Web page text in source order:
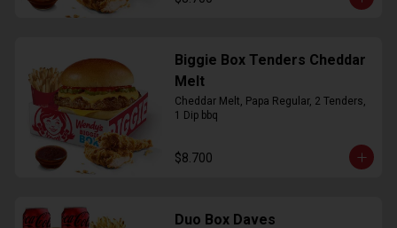
Biggie Box Tenders Cheddar
Melt
Cheddar Melt, Papa Regular, 2 Tenders,
1 Dip bbq
$8.700
Duo Box Daves